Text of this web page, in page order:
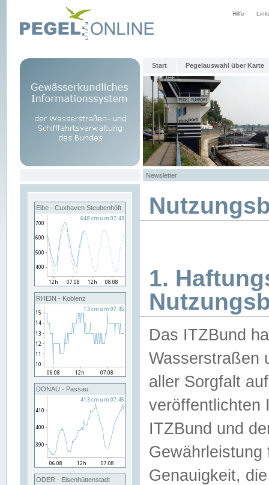
Hilfe
Start Pegelauswahl über Karte
Newsletter
Elbe - Cuxhaven Steubenhöft
RHEIN - Koblenz
DONAU - Passau
ODER - Eisenhüttenstadt
1.
Das ITZBund
Wasserstraßen
aller Sorgfalt
veröffentlichten
ITZBund und
Genauigkeit,